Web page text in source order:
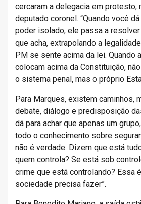
cercaram a delegacia em protesto,
deputado coronel. “Quando você
poder isolado, ele passa a
que acha, extrapolando a
PM se sente acima da lei. Quando
colocam acima da Constituição,
o sistema penal, mas o próprio
Para Marques, existem caminhos,
debate, diálogo e predisposição
dá para achar que apenas um
todo o conhecimento sobre
não é verdade. Dizem que está
quem controla? Se está sob
crime que está controlando? Essa
sociedade precisa fazer”.